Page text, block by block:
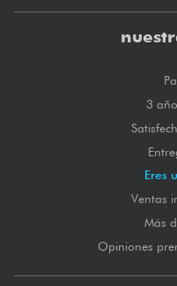
3
Eres
Ventas
Más
Opiniones